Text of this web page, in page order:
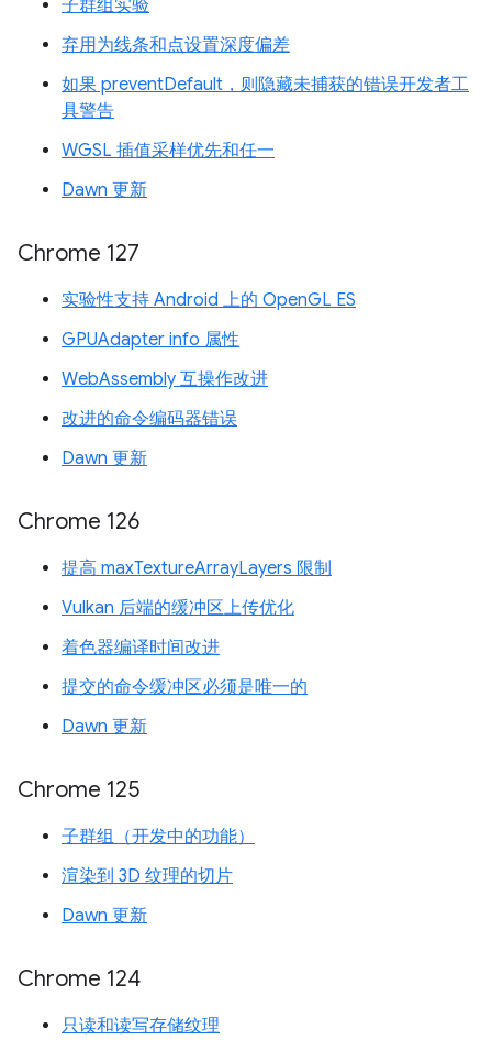
子群组实验
弃用为线条和点设置深度偏差
如果 preventDefault，则隐藏未捕获的错误开发者工
具警告
WGSL 插值采样优先和任一
Dawn 更新
Chrome 127
实验性支持 Android 上的 OpenGL ES
GPUAdapter info 属性
WebAssembly 互操作改进
改进的命令编码器错误
Dawn 更新
Chrome 126
提高 maxTextureArrayLayers 限制
Vulkan 后端的缓冲区上传优化
着色器编译时间改进
提交的命令缓冲区必须是唯一的
Dawn 更新
Chrome 125
子群组（开发中的功能）
渲染到 3D 纹理的切片
Dawn 更新
Chrome 124
只读和读写存储纹理